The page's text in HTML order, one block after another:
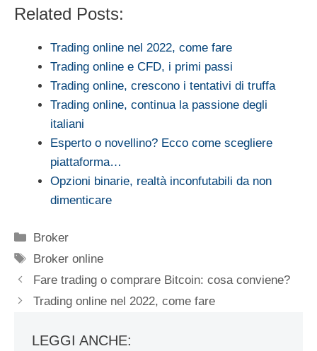
Related Posts:
Trading online nel 2022, come fare
Trading online e CFD, i primi passi
Trading online, crescono i tentativi di truffa
Trading online, continua la passione degli
italiani
Esperto o novellino? Ecco come scegliere
piattaforma…
Opzioni binarie, realtà inconfutabili da non
dimenticare
Categorie
Broker
Tag
Broker online
Fare trading o comprare Bitcoin: cosa conviene?
Trading online nel 2022, come fare
LEGGI ANCHE: